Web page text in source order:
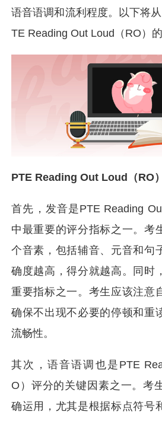
语音语调和流利程度。以下将
TE Reading Out Loud（RO）的
PTE Reading Out Loud（RO
首先，发音是PTE Reading
中最重要的评分指标之一。考
个音素，包括辅音、元音和句
确度越高，得分就越高。同时
重要指标之一。考生应该注意
确保不出现不必要的停顿和重
流畅性。
其次，语音语调也是PTE
O）评分的关键因素之一。考
确运用，尤其是根据标点符号